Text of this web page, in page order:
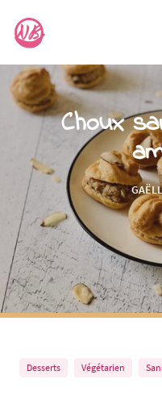
Choux
Desserts Végétarien